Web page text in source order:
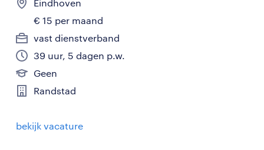
Eindhoven
€ 15 per maand
vast dienstverband
39 uur, 5 dagen p.w.
Geen
Randstad
bekijk vacature